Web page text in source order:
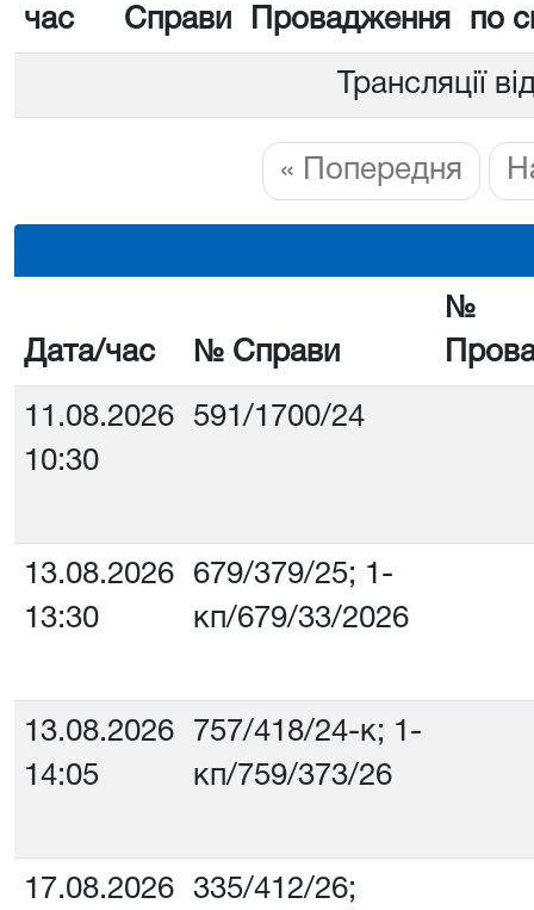
час
Справи
Провадження
по
Трансляції
« Попередня
Дата/час № Справи
№
11.08.2026
10:30
591/1700/24
13.08.2026
13:30
679/379/25; 1-
кп/679/33/2026
13.08.2026
14:05
757/418/24-к; 1-
кп/759/373/26
17.08.2026
335/412/26;